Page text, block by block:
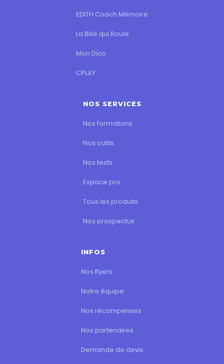
EDITH Coach Mémoire
La Bille qui Roule
Mon Dico
CPLAY
NOS SERVICES
Nos formations
Nos outils
Nos tests
Espace pro
Tous les produits
Nos prospectus
INFOS
Nos flyers
Notre équipe
Nos récompenses
Nos partenaires
Demande de devis